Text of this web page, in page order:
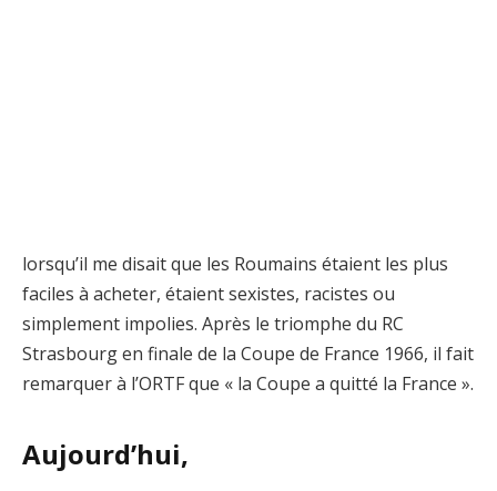
lorsqu’il me disait que les Roumains étaient les plus
faciles à acheter, étaient sexistes, racistes ou
simplement impolies. Après le triomphe du RC
Strasbourg en finale de la Coupe de France 1966, il fait
remarquer à l’ORTF que « la Coupe a quitté la France ».
Aujourd’hui,